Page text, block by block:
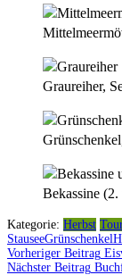
Graureiher,
Bekassine
Kategorie: Herbst
StauseeGrünschenkel
Vorheriger Beitrag
Nächster Beitrag